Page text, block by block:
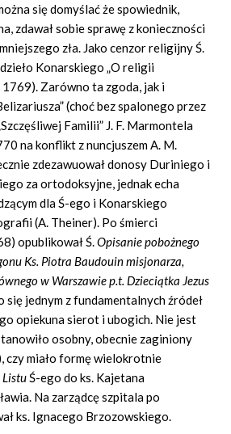
się domyślać że spowiednik,
zdawał sobie sprawę z konieczności
zła. Jako cenzor religijny Ś.
Konarskiego „O religii
1769). Zarówno ta zgoda, jak i
(choć bez spalonego przez
Familii” J. F. Marmontela
na konflikt z nuncjuszem A. M.
zdezawuował donosy Duriniego i
za ortodoksyjne, jednak echa
dla Ś-ego i Konarskiego
(A. Theiner). Po śmierci
opublikował Ś.Opisanie pobożnego
Ks. Piotra Baudouin misjonarza,
wnego w Warszawie p.t. Dzieciątka Jezus
się jednym z fundamentalnych źródeł
opiekuna sierot i ubogich. Nie jest
osobny, obecnie zaginiony
czy miało formę wielokrotnie
ListuŚ-ego do ks. Kajetana
Na zarządcę szpitala po
ks. Ignacego Brzozowskiego.